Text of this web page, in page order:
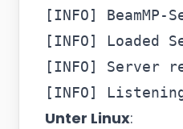
[INFO]
[INFO] Loaded
[INFO] Server
Unter Linux: